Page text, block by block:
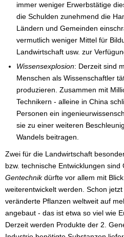
immer weniger Erwerbstätige
die Schulden zunehmend die
Ländern und Gemeinden
vermutlich weniger Mittel für
Landwirtschaft usw. zur
Wissensexplosion: Derzeit sind
Menschen als Wissenschaftler
produzieren. Zusammen mit
Technikern - alleine in China
Personen ein
sie zu einer weiteren
Wandels beitragen.
Zwei für die Landwirtschaft
bzw. technische Entwicklungen
Gentechnikdürfte vor allem mit
weiterentwickelt werden. Schon
veränderte Pflanzen weltweit auf
angebaut - das ist etwa so viel wie
Derzeit werden Produkte der 2.